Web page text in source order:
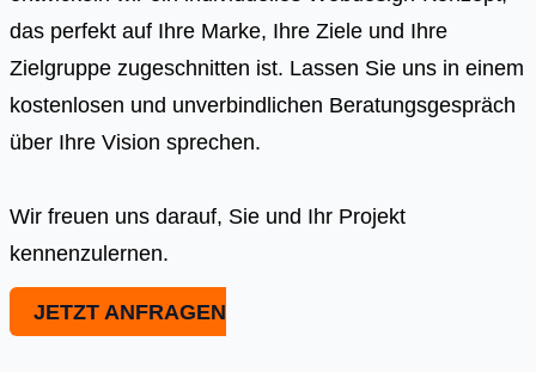
das perfekt auf Ihre Marke, Ihre Ziele und Ihre
Zielgruppe zugeschnitten ist. Lassen Sie uns in einem
kostenlosen und unverbindlichen Beratungsgespräch
über Ihre Vision sprechen.
Wir freuen uns darauf, Sie und Ihr Projekt
kennenzulernen.
JETZT ANFRAGEN